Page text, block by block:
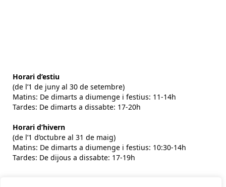
Horari d’estiu
(de l’1 de juny al 30 de setembre)
Matins: De dimarts a diumenge i festius: 11-14h
Tardes: De dimarts a dissabte: 17-20h
Horari d’hivern
(de l’1 d’octubre al 31 de maig)
Matins: De dimarts a diumenge i festius: 10:30-14h
Tardes: De dijous a dissabte: 17-19h